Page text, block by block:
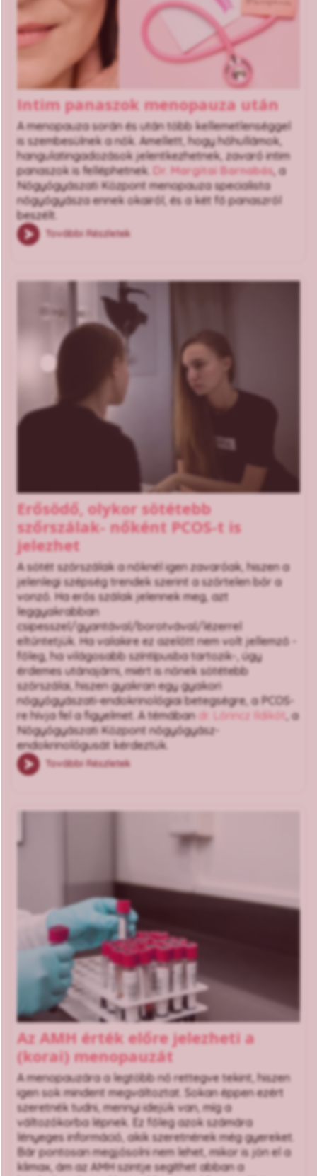
Intim panaszok menopauza után
A menopauza során és után több kellemetlenséggel
is szembesülnek a nők. Amellett, hogy hőhullámok,
hangulatingadozások jelentkezhetnek, zavaró intim
panaszok is felléphetnek.
Dr. Margitai Barnabás, a
Nőgyógyászati Központ menopauza specialista
nőgyógyásza ennek okairól, és a két fő panaszról
beszélt.
További Részletek
Erősödő, olykor sötétebb
szőrszálak- nőként PCOS-t is
jelezhet
A sötét szőrszálak a nőknél igen zavaróak, hiszen a
jelenlegi szépség trendek szerint a szőrtelen bőr a
vonzó. Ha erős szálak jelennek meg, azt
leggyakrabban
csipesszel/gyantával/borotvával/lézerrel
eltűntetjük. Ha valakire ez azelőtt nem volt jellemző -
főleg, ha világosabb színtípusba tartozik-, úgy
érdemes utánajárni, miért is nőnek sötétebb
szőrszálai, hiszen gyakran egy gyakori
nőgyógyászati-endokrinológiai betegségre, a PCOS-
re hívja fel a figyelmet. A témában dr. Lőrincz Ildikót , a
Nőgyógyászati Központ nőgyógyász-
endokrinológusát kérdeztük.
További Részletek
Az AMH érték előre jelezheti a
(korai) menopauzát
A menopauzára a legtöbb nő rettegve tekint, hiszen
igen sok mindent megváltoztat. Sokan éppen ezért
szeretnék tudni, mennyi idejük van, míg a
változókorba lépnek. Ez főleg azok számára
lényeges információ, akik szeretnének még gyereket.
Bár pontosan megjósolni nem lehet, mikor is jön el a
klimax, ám az AMH szintje segíthet abban a